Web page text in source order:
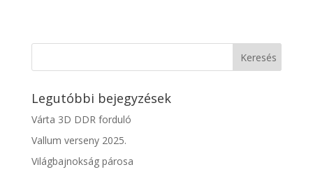
Legutóbbi bejegyzések
Várta 3D DDR forduló
Vallum verseny 2025.
Világbajnokság párosa